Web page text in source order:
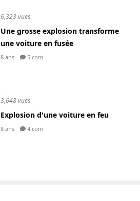
6,323 vues
Une grosse explosion transforme
une voiture en fusée
8 ans 5 com
3,648 vues
Explosion d'une voiture en feu
8 ans 4 com